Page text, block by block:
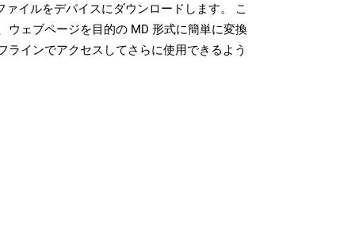
イルをデバイスにダウンロードします。 こ
ウェブページを目的の MD 形式に簡単に変換
ラインでアクセスしてさらに使用できるよう